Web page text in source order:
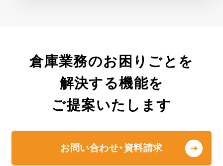
倉庫業務のお困りごとを
解決する機能を
ご提案いたします
お問い合わせ・資料請求